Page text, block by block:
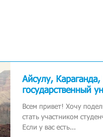
Айсулу,
государственный
Всем привет! Хочу
стать участником
Если у вас есть...